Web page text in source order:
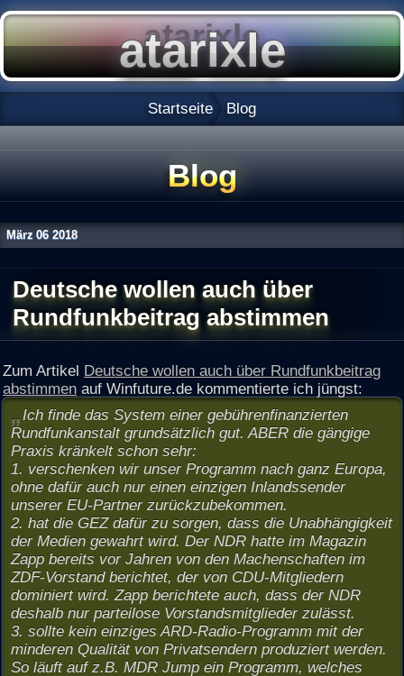
Startseite Blog
Blog
März 06 2018
Deutsche wollen auch über
Rundfunkbeitrag abstimmen
Zum Artikel Deutsche wollen auch über Rundfunkbeitrag
abstimmen auf Winfuture.de kommentierte ich jüngst:
Ich finde das System einer gebührenfinanzierten
Rundfunkanstalt grundsätzlich gut. ABER die gängige
Praxis kränkelt schon sehr:
1. verschenken wir unser Programm nach ganz Europa,
ohne dafür auch nur einen einzigen Inlandssender
unserer EU-Partner zurückzubekommen.
2. hat die GEZ dafür zu sorgen, dass die Unabhängigkeit
der Medien gewahrt wird. Der NDR hatte im Magazin
Zapp bereits vor Jahren von den Machenschaften im
ZDF-Vorstand berichtet, der von CDU-Mitgliedern
dominiert wird. Zapp berichtete auch, dass der NDR
deshalb nur parteilose Vorstandsmitglieder zulässt.
3. sollte kein einziges ARD-Radio-Programm mit der
minderen Qualität von Privatsendern produziert werden.
So läuft auf z.B. MDR Jump ein Programm, welches